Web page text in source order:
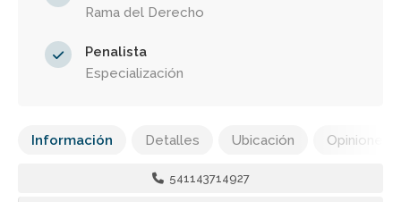
Rama del Derecho
Penalista
Especialización
Información Detalles Ubicación Opiniones
541143714927